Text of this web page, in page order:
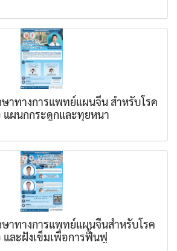
ษาทางการแพทย์แผนจีน สำหรับโรค
แผนกกระดูกและทุยหนา
ษาทางการแพทย์แผนจีนสำหรับโรค
ละฝังเข็มเพื่อการฟื้นฟู